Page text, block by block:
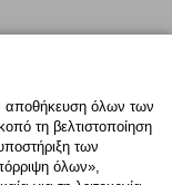
αποθήκευση όλων των
τη βελτιστοποίηση
των
όλων»,